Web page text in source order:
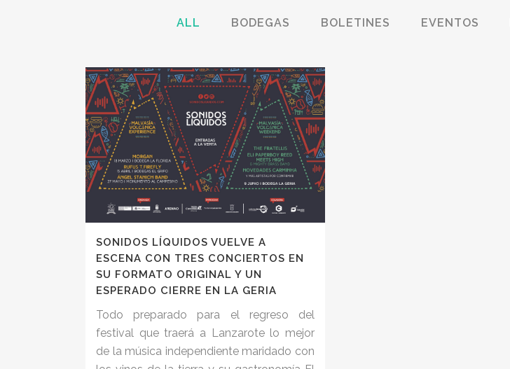
ALL BODEGAS BOLETINES EVENTOS
SONIDOS LÍQUIDOS VUELVE A
ESCENA CON TRES CONCIERTOS EN
SU FORMATO ORIGINAL Y UN
ESPERADO CIERRE EN LA GERIA
Todo preparado para el regreso del
festival que traerá a Lanzarote lo mejor
de la música independiente maridado con